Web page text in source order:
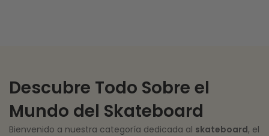
Descubre Todo Sobre el
Mundo del Skateboard
Bienvenido a nuestra categoría dedicada al skateboard, el